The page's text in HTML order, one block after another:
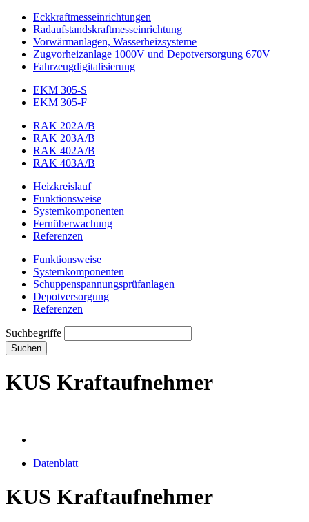
Eckkraftmess­einrichtungen
Radaufstands­kraftmess­einrichtung
Vorwärmanlagen, Wasserheizsysteme
Zugvorheizanlage 1000V und Depotversorgung 670V
Fahrzeugdigitalisierung
EKM 305-S
EKM 305-F
RAK 202A/B
RAK 203A/B
RAK 402A/B
RAK 403A/B
Heizkreislauf
Funktionsweise
Systemkomponenten
Fernüberwachung
Referenzen
Funktionsweise
Systemkomponenten
Schuppenspannungs­prüfanlagen
Depotversorgung
Referenzen
Suchbegriffe
Suchen
KUS Kraftaufnehmer
Datenblatt
KUS Kraftaufnehmer